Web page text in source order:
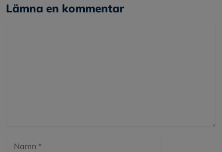
Lämna en kommentar